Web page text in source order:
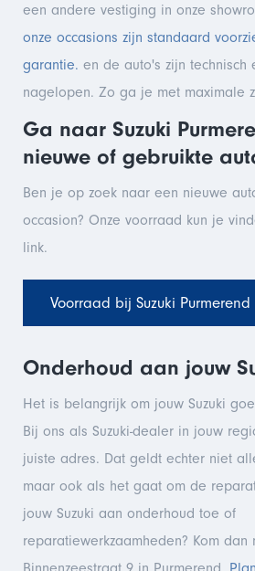
een andere vestiging in onze
onze occasions zijn standaard
garantie. en de auto's zijn technisch
nagelopen. Zo ga je met maximale
Ga naar Suzuki
nieuwe of gebruikte
Ben je op zoek naar een nieuwe
occasion? Onze voorraad kun je
link.
Voorraad bij Suzuki Purmerend
Onderhoud aan jouw
Het is belangrijk om jouw Suzuki
Bij ons als Suzuki-dealer in jouw
juiste adres. Dat geldt echter niet
maar ook als het gaat om de
jouw Suzuki aan onderhoud toe of
reparatiewerkzaamheden? Kom dan